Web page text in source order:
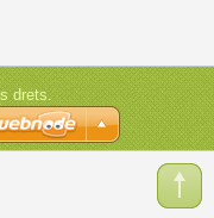
drets.